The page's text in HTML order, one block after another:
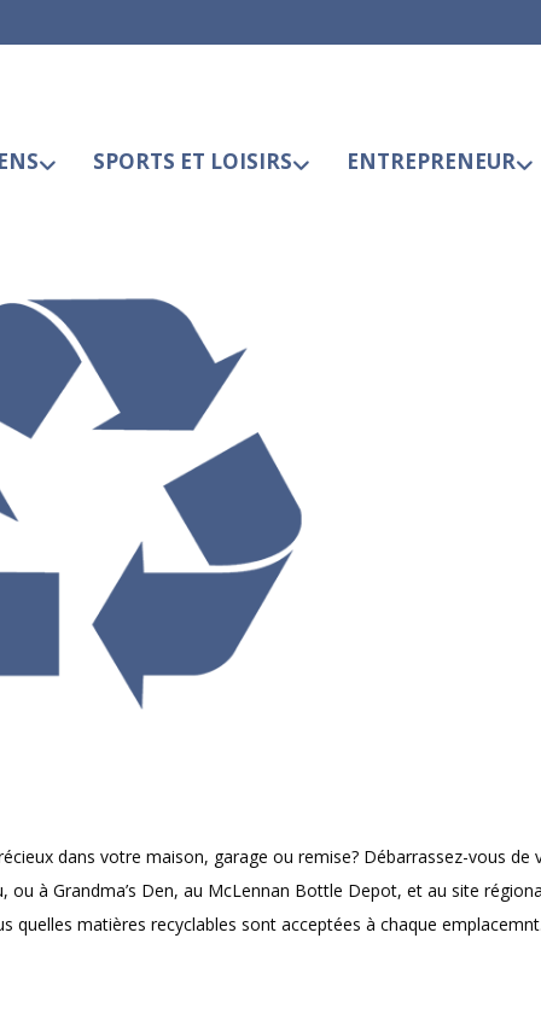
SPORTS ET LOISIRS ENTREPRENEUR
dans votre maison, garage ou remise? Débarrassez-vous de
à Grandma’s Den, au McLennan Bottle Depot, et au site
quelles matières recyclables sont acceptées à chaque